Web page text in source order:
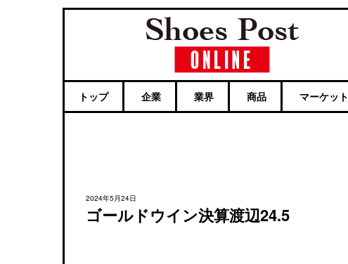
トップ 企業 業界 商品 マーケット
2024年5月24日
ゴールドウイン決算渡辺24.5